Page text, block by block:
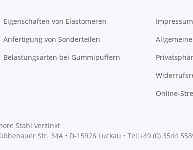
Eigenschaften von Elastomeren
Anfertigung von Sonderteilen
Belastungsarten bei Gummipuffern
Impressum
Online-
Stahl verzinkt
Str. 34A • D-15926 Luckau • Tel:+49 (0) 3544